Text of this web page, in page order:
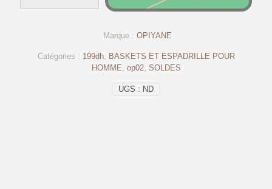
UGS : ND
Catégories : 199dh,
BASKETS ET ESPADRILLE POUR
HOMME op02, SOLDES
Marque : OPIYANE